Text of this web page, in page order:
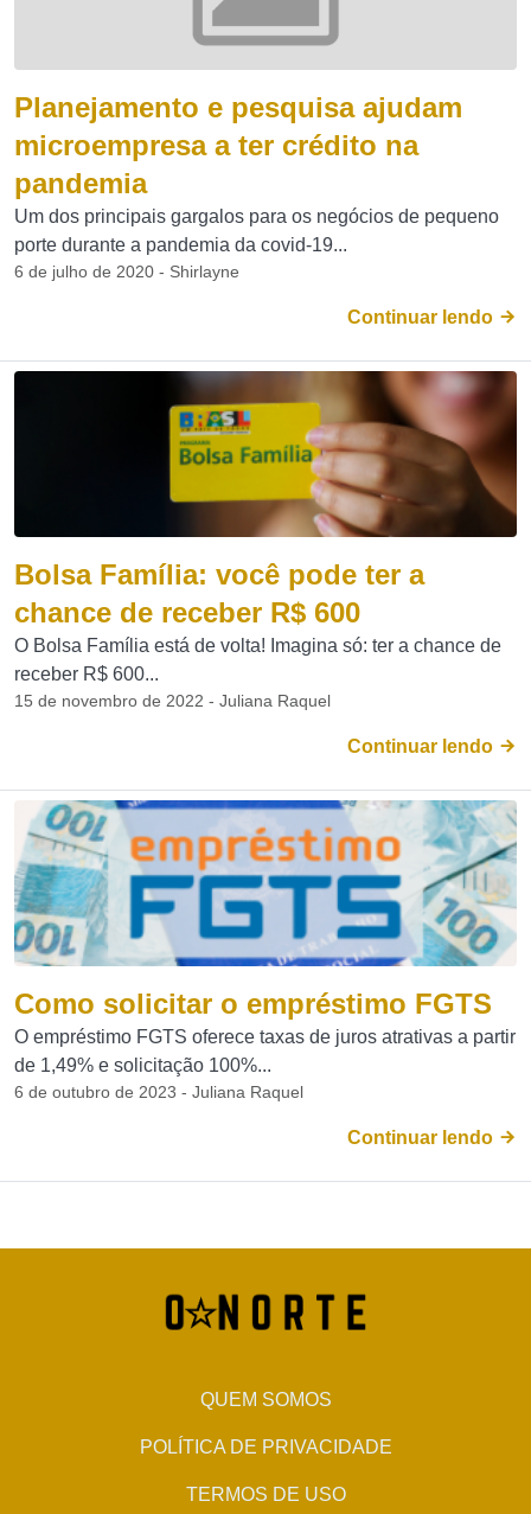
Planejamento e pesquisa ajudam
microempresa a ter crédito na
pandemia
Um dos principais gargalos para os negócios de pequeno
porte durante a pandemia da covid-19...
6 de julho de 2020 - Shirlayne
Continuar lendo
Bolsa Família: você pode ter a
chance de receber R$ 600
O Bolsa Família está de volta! Imagina só: ter a chance de
receber R$ 600...
15 de novembro de 2022 - Juliana Raquel
Continuar lendo
Como solicitar o empréstimo FGTS
O empréstimo FGTS oferece taxas de juros atrativas a partir
de 1,49% e solicitação 100%...
6 de outubro de 2023 - Juliana Raquel
Continuar lendo
QUEM SOMOS
POLÍTICA DE PRIVACIDADE
TERMOS DE USO